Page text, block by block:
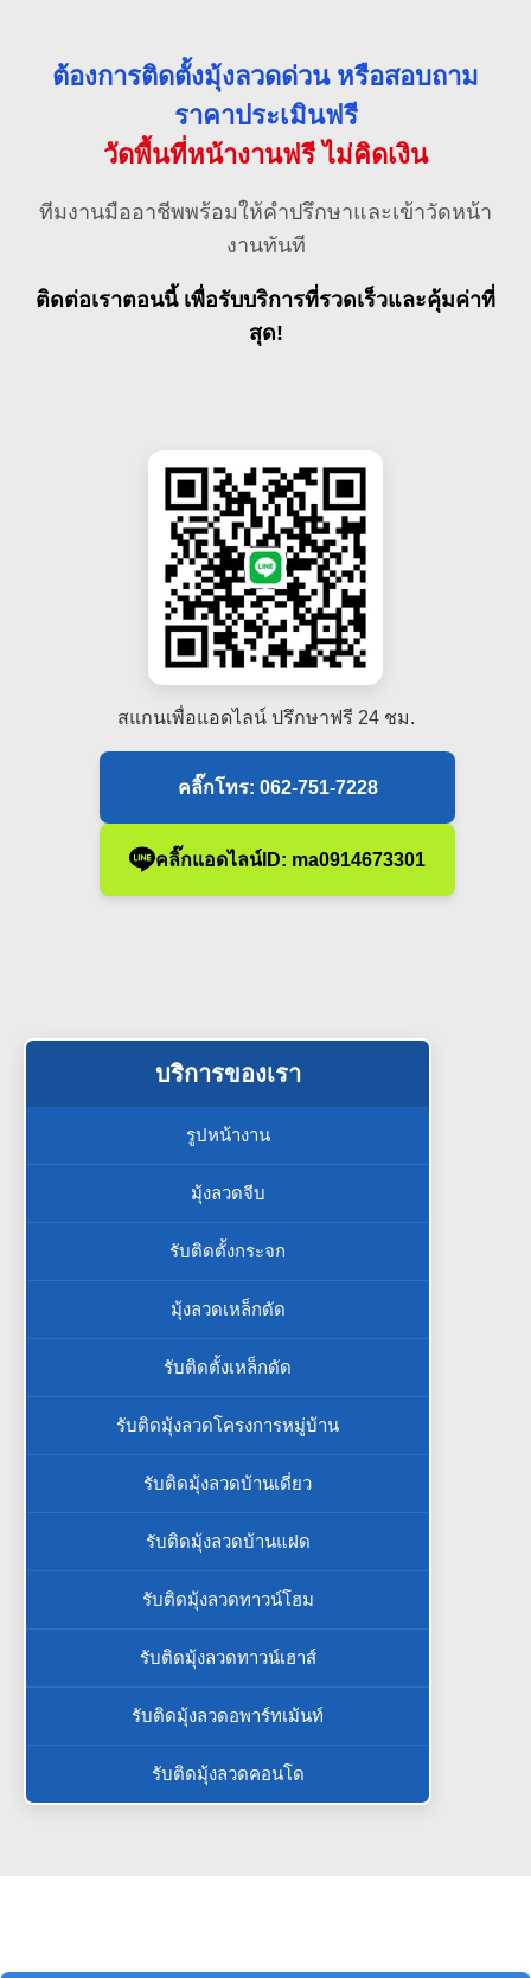
ต้องการติดตั้งมุ้งลวดด่วน หรือสอบถาม
ราคาประเมินฟรี
วัดพื้นที่หน้างานฟรี ไม่คิดเงิน
ทีมงานมืออาชีพพร้อมให้คำปรึกษาและเข้าวัดหน้า
งานทันที
ติดต่อเราตอนนี้ เพื่อรับบริการที่รวดเร็วและคุ้มค่าที่
สุด!
สแกนเพื่อแอดไลน์ ปรึกษาฟรี 24 ชม.
คลิ๊กโทร: 062-751-7228
คลิ๊กแอดไลน์ID: ma0914673301
บริการของเรา
รูปหน้างาน
มุ้งลวดจีบ
รับติดตั้งกระจก
มุ้งลวดเหล็กดัด
รับติดตั้งเหล็กดัด
รับติดมุ้งลวดโครงการหมู่บ้าน
รับติดมุ้งลวดบ้านเดี่ยว
รับติดมุ้งลวดบ้านแฝด
รับติดมุ้งลวดทาวน์โฮม
รับติดมุ้งลวดทาวน์เฮาส์
รับติดมุ้งลวดอพาร์ทเม้นท์
รับติดมุ้งลวดคอนโด